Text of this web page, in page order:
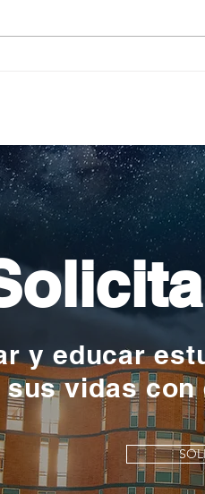
y educar
sus vidas